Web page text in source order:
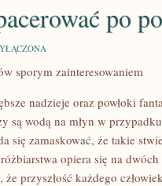
po
sporym zainteresowaniem
nadzieje oraz powłoki
wodą na młyn w
się zamaskować, że takie
opiera się na
przyszłość każdego